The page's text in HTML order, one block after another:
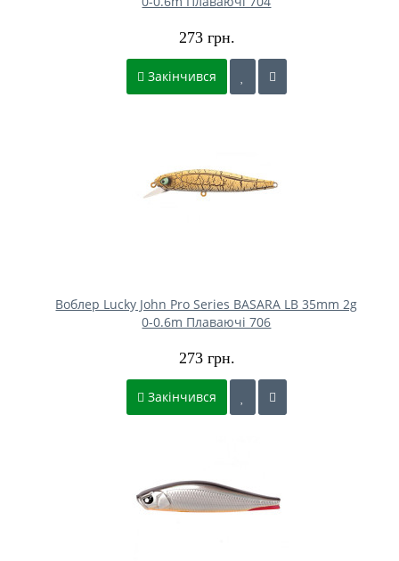
273 грн.
Закінчився
Воблер Lucky John Pro Series BASARA LB 35mm 2g
0-0.6m Плаваючі 706
273 грн.
Закінчився